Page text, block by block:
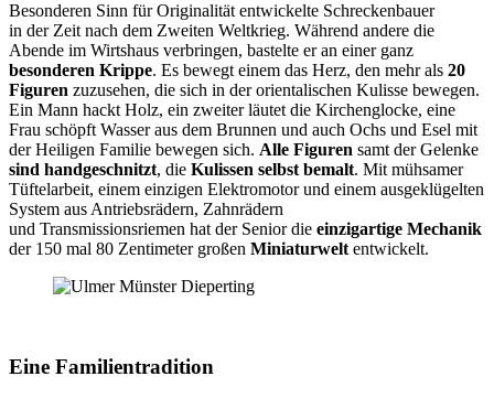
Besonderen Sinn für Originalität entwickelte Schreckenbauer
in der Zeit nach dem Zweiten Weltkrieg. Während andere die
Abende im Wirtshaus verbringen, bastelte er an einer ganz
besonderen Krippe. Es bewegt einem das Herz, den mehr als 20
Figuren zuzusehen, die sich in der orientalischen Kulisse bewegen.
Ein Mann hackt Holz, ein zweiter läutet die Kirchenglocke, eine
Frau schöpft Wasser aus dem Brunnen und auch Ochs und Esel mit
der Heiligen Familie bewegen sich. Alle Figuren samt der Gelenke
sind handgeschnitzt, die Kulissen selbst bemalt. Mit mühsamer
Tüftelarbeit, einem einzigen Elektromotor und einem ausgeklügelten
System aus Antriebsrädern, Zahnrädern
und Transmissionsriemen hat der Senior die einzigartige Mechanik
der 150 mal 80 Zentimeter großen Miniaturwelt entwickelt.
Eine Familientradition